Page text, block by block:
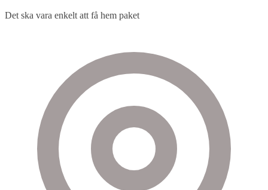
Det ska vara enkelt att få hem paket